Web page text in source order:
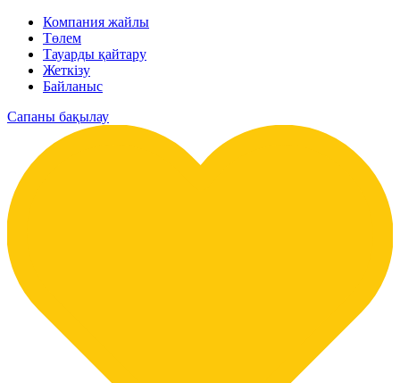
Компания жайлы
Төлем
Тауарды қайтару
Жеткізу
Байланыс
Сапаны бақылау